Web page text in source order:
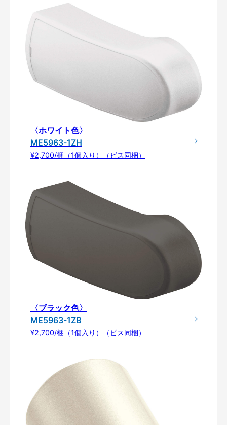
〈ホワイト色〉
ME5963-1ZH
¥2,700/梱（1個入り）（ビス同梱）
〈ブラック色〉
ME5963-1ZB
¥2,700/梱（1個入り）（ビス同梱）